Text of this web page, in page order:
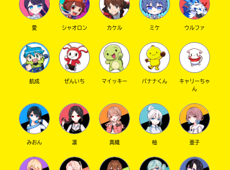
愛 シャオロン カケル ミケ ウルファ
航成 ぜんいち マイッキー バナナくん
キャリーちゃ
ん
みおん 凛 真織 柚 亜子